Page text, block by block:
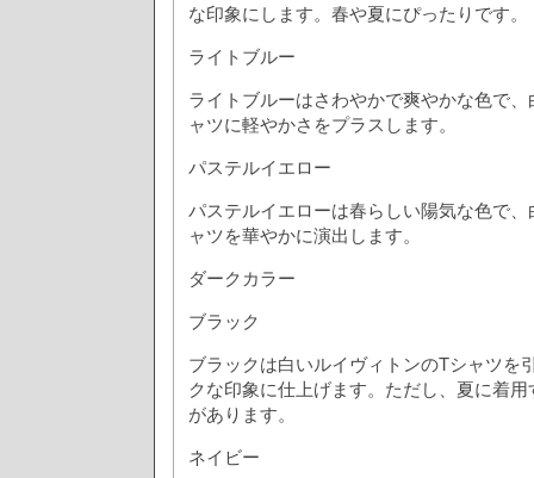
な印象にします。春や夏にぴったりです。
ライトブルー
ライトブルーはさわやかで爽やかな色で
ャツに軽やかさをプラスします。
パステルイエロー
パステルイエローは春らしい陽気な色で
ャツを華やかに演出します。
ダークカラー
ブラック
ブラックは白いルイヴィトンのTシャツを
クな印象に仕上げます。ただし、夏に着
があります。
ネイビー